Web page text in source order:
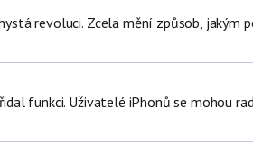
revoluci. Zcela mění způsob, jakým
funkci. Uživatelé iPhonů se mohou